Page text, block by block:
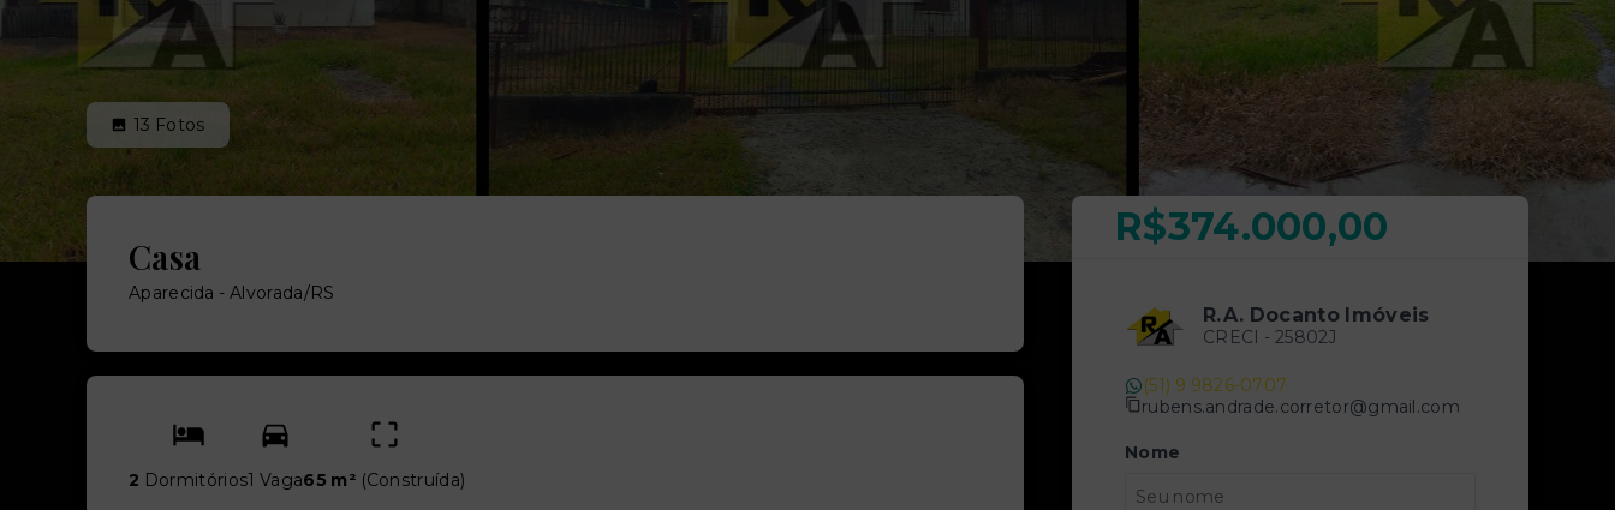
13 Fotos
Casa
Aparecida - Alvorada/RS
2 Dormitórios1 Vaga65 m² (Construída)
R$374.000,00
R.A. Docanto Imóveis
CRECI - 25802J
(51) 9 9826-0707
rubens.andrade.corretor@gmail.com
Nome